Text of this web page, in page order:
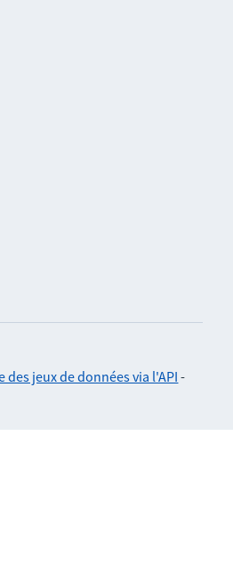
des jeux de données via l'API -